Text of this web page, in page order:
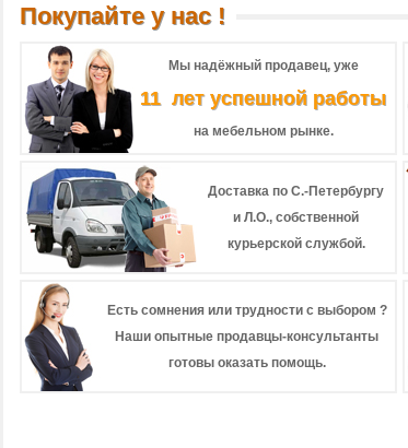
Покупайте у нас !
Мы надёжный продавец, уже
11 лет успешной работы
на мебельном рынке.
Доставка по С.-Петербургу
и Л.О., собственной
курьерской службой.
Есть сомнения или трудности с выбором ?
Наши опытные продавцы-консультанты
готовы оказать помощь.